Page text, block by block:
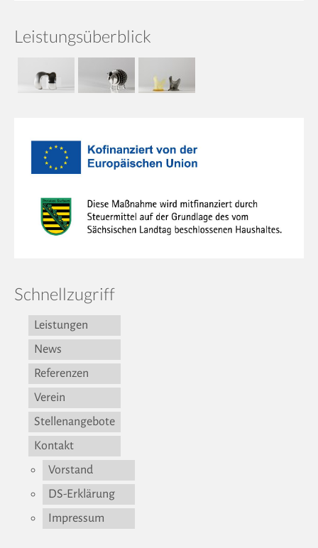
Leistungsüberblick
Schnellzugriff
Leistungen
News
Referenzen
Verein
Stellenangebote
Kontakt
Vorstand
DS-Erklärung
Impressum